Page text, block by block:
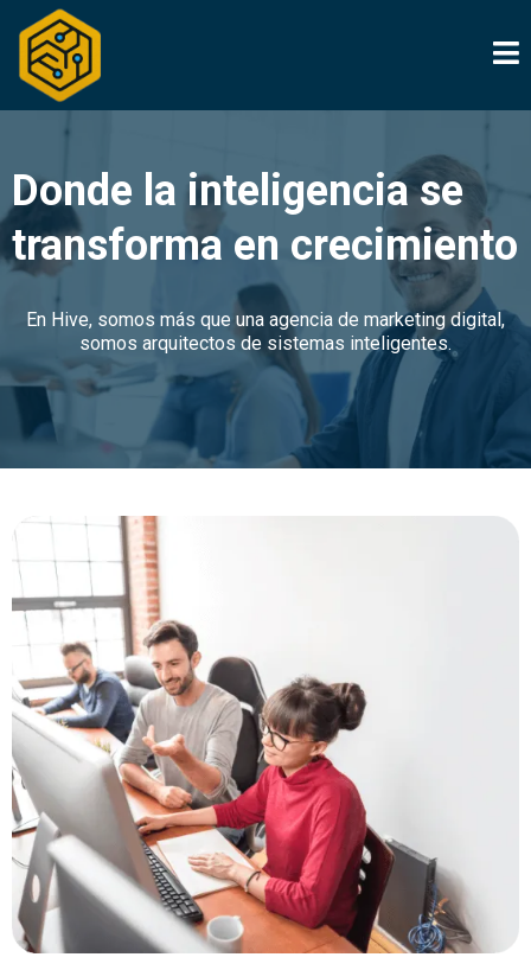
Donde la inteligencia se
transforma en crecimiento
En Hive, somos más que una agencia de marketing digital,
somos arquitectos de sistemas inteligentes.